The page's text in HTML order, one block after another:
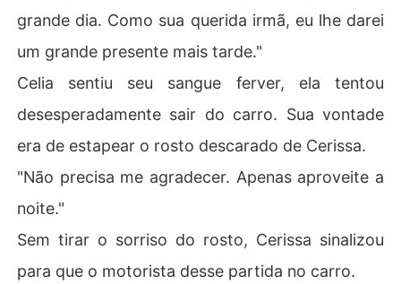
grande dia. Como sua querida irmã, eu lhe darei
um grande presente mais tarde."
Celia sentiu seu sangue ferver, ela tentou
desesperadamente sair do carro. Sua vontade
era de estapear o rosto descarado de Cerissa.
"Não precisa me agradecer. Apenas aproveite a
noite."
Sem tirar o sorriso do rosto, Cerissa sinalizou
para que o motorista desse partida no carro.